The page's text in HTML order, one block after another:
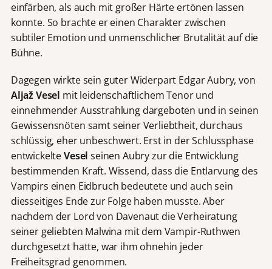
einfärben, als auch mit großer Härte ertönen lassen
konnte. So brachte er einen Charakter zwischen
subtiler Emotion und unmenschlicher Brutalität auf die
Bühne.
Dagegen wirkte sein guter Widerpart Edgar Aubry, von
AljažVesel mit leidenschaftlichem Tenor und
einnehmender Ausstrahlung dargeboten und in seinen
Gewissensnöten samt seiner Verliebtheit, durchaus
schlüssig, eher unbeschwert. Erst in der Schlussphase
entwickelteVesel seinen Aubry zur die Entwicklung
bestimmenden Kraft. Wissend, dass die Entlarvung des
Vampirs einen Eidbruch bedeutete und auch sein
diesseitiges Ende zur Folge haben musste. Aber
nachdem der Lord von Davenaut die Verheiratung
seiner geliebten Malwina mit dem Vampir-Ruthwen
durchgesetzt hatte, war ihm ohnehin jeder
Freiheitsgrad genommen.